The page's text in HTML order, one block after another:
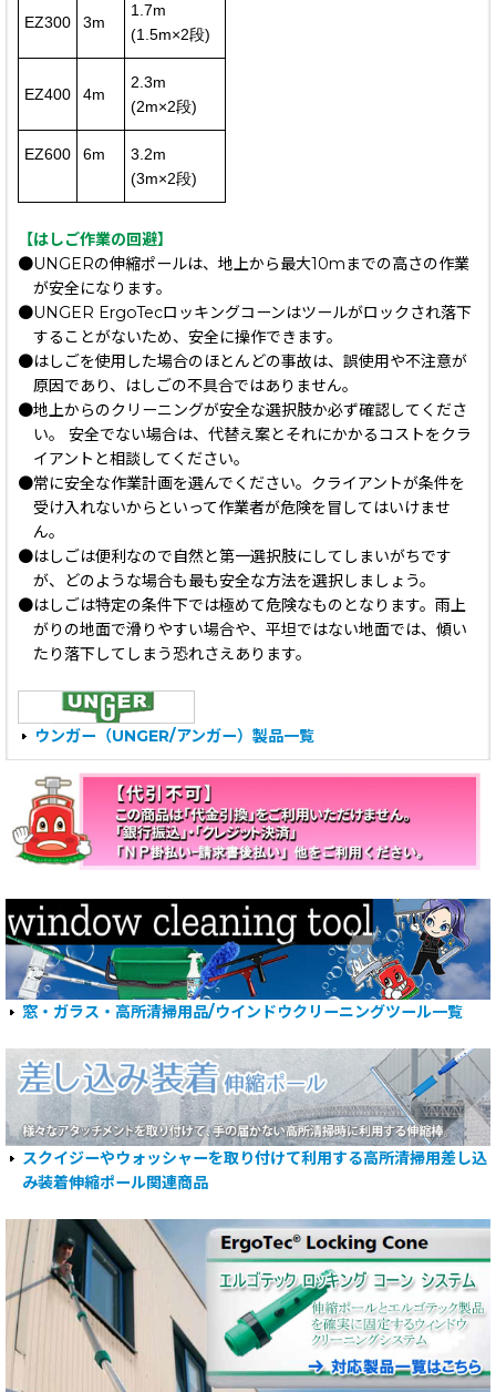
EZ300 3m
1.7m
(1.5m×2段)
EZ400 4m
2.3m
(2m×2段)
EZ600 6m
3.2m
(3m×2段)
【はしご作業の回避】
●UNGERの伸縮ポールは、地上から最大10mまでの高さの作業
が安全になります。
●UNGER ErgoTecロッキングコーンはツールがロックされ落下
することがないため、安全に操作できます。
●はしごを使用した場合のほとんどの事故は、誤使用や不注意が
原因であり、はしごの不具合ではありません。
●地上からのクリーニングが安全な選択肢か必ず確認してくださ
い。 安全でない場合は、代替え案とそれにかかるコストをクラ
イアントと相談してください。
●常に安全な作業計画を選んでください。クライアントが条件を
受け入れないからといって作業者が危険を冒してはいけませ
ん。
●はしごは便利なので自然と第一選択肢にしてしまいがちです
が、どのような場合も最も安全な方法を選択しましょう。
●はしごは特定の条件下では極めて危険なものとなります。雨上
がりの地面で滑りやすい場合や、平坦ではない地面では、傾い
たり落下してしまう恐れさえあります。
ウンガー（UNGER/アンガー）製品一覧
窓・ガラス・高所清掃用品/ウインドウクリーニングツール一覧
スクイジーやウォッシャーを取り付けて利用する高所清掃用差し込
み装着伸縮ポール関連商品